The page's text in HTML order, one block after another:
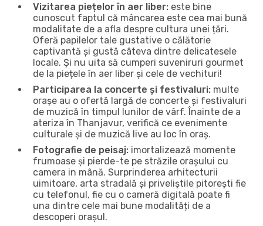
Vizitarea piețelor în aer liber: este bine
cunoscut faptul că mâncarea este cea mai bună
modalitate de a afla despre cultura unei țări.
Oferă papilelor tale gustative o călătorie
captivantă și gustă câteva dintre delicatesele
locale. Și nu uita să cumperi suveniruri gourmet
de la piețele în aer liber și cele de vechituri!
Participarea la concerte și festivaluri: multe
orașe au o ofertă largă de concerte și festivaluri
de muzică în timpul lunilor de vârf. Înainte de a
ateriza în Thanjavur, verifică ce evenimente
culturale și de muzică live au loc în oraș.
Fotografie de peisaj: imortalizează momente
frumoase și pierde-te pe străzile orașului cu
camera in mână. Surprinderea arhitecturii
uimitoare, arta stradală și priveliștile pitorești fie
cu telefonul, fie cu o cameră digitală poate fi
una dintre cele mai bune modalități de a
descoperi orașul.